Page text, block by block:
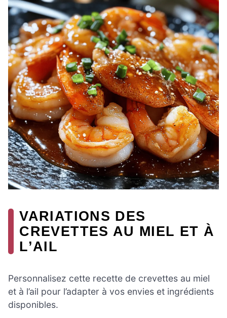
VARIATIONS DES
CREVETTES AU MIEL ET À
L’AIL
Personnalisez cette recette de crevettes au miel
et à l’ail pour l’adapter à vos envies et ingrédients
disponibles.